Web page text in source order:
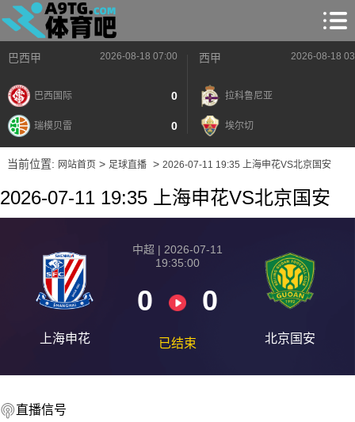
巴西甲 2026-08-18 07:00
巴西国际 0
瑞模贝雷 0
西甲 2026-08-18
拉科鲁尼亚
埃尔切
当前位置: 网站首页> 足球直播> 2026-07-11 19:35 上海申花VS北京国安
2026-07-11 19:35 上海申花VS北京国安
上海申花
中超 | 2026-07-11
19:35:00
0 0
已结束 北京国安
直播信号